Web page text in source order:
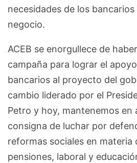
necesidades de los
negocio.
ACEB se enorgullece de
campaña para lograr el
bancarios al proyecto del
cambio liderado por el
Petro y hoy, mantenemos en
consigna de luchar por
reformas sociales en materia
pensiones, laboral y